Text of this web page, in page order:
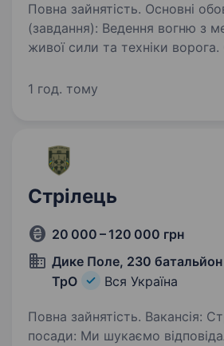
Повна зайнятість. Основні обов'язки
(завдання): Ведення вогню з
живої сили та техніки ворога.
на полі бою; вміння влучно стріляти; виконання
1 год. тому
Стрілець
20 000 – 120 000 грн
Дике Поле, 230
ТрО
Вся Україна
Повна зайнятість. Вакансія: Стрілець Опис
посади: Ми шукаємо